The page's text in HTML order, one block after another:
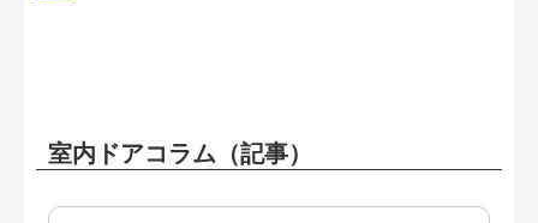
室内ドアコラム（記事）